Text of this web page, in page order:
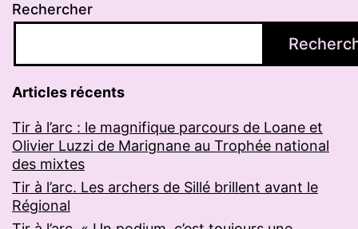
Rechercher
Articles récents
Tir à l’arc : le magnifique parcours de Loane et
Olivier Luzzi de Marignane au Trophée national
des mixtes
Tir à l’arc. Les archers de Sillé brillent avant le
Régional